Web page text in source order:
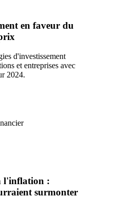
en faveur du
d'investissement
et entreprises avec
2024.
l'inflation :
surmonter